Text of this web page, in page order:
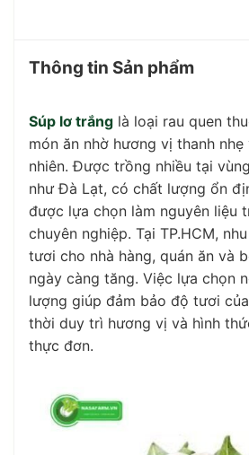
Thông tin Sản phẩm
Súp lơ trắng là loại rau quen
món ăn nhờ hương vị thanh
nhiên. Được trồng nhiều tại
như Đà Lạt, có chất lượng ổn
được lựa chọn làm nguyên liệu
chuyên nghiệp. Tại TP.HCM,
tươi cho nhà hàng, quán ăn và
ngày càng tăng. Việc lựa chọn
lượng giúp đảm bảo độ tươi
thời duy trì hương vị và hình
thực đơn.